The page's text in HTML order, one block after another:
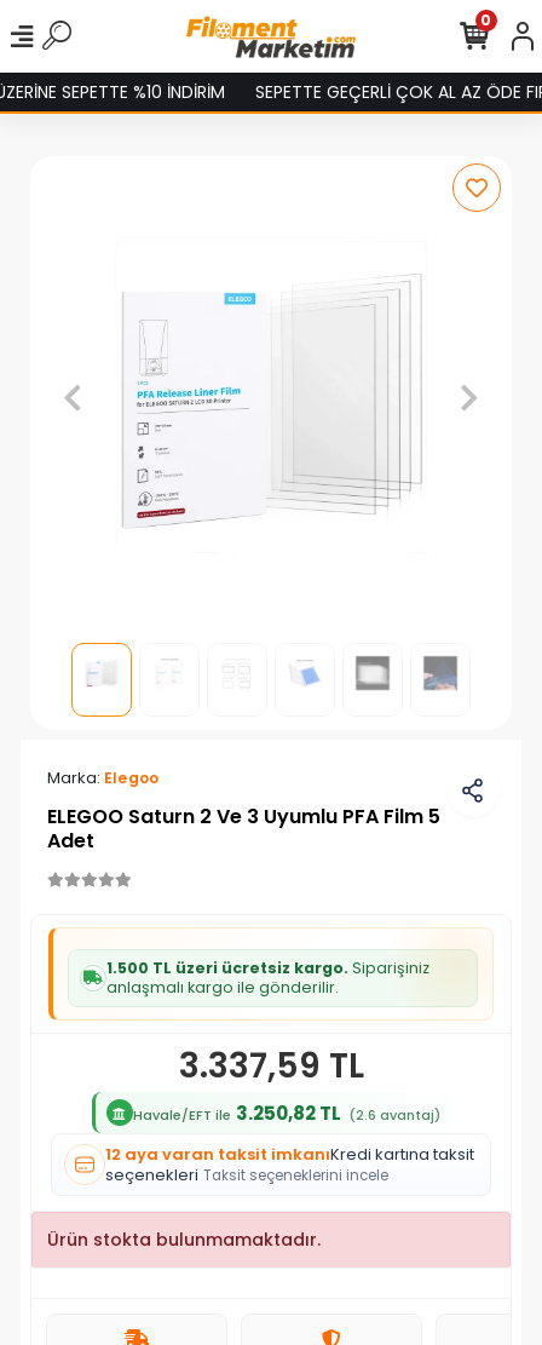
SEPETTE %10 İNDİRİM SEPETTE GEÇERLİ ÇOK AL AZ ÖDE
0
Marka: Elegoo
ELEGOO Saturn 2 Ve 3 Uyumlu PFA Film 5
Adet
1.500 TL üzeri ücretsiz kargo. Siparişiniz
anlaşmalı kargo ile gönderilir.
3.337,59 TL
Havale/EFT ile 3.250,82 TL (2.6 avantaj)
12 aya varan taksit imkanıKredi kartına taksit
seçenekleri Taksit seçeneklerini incele
Ürün stokta bulunmamaktadır.